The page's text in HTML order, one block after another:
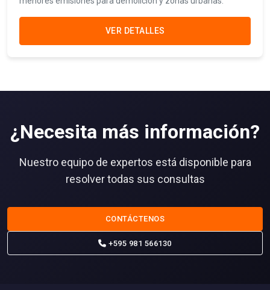
VER DETALLES
¿Necesita más información?
Nuestro equipo de expertos está disponible para
resolver todas sus consultas
CONTÁCTENOS
+595 981 566130